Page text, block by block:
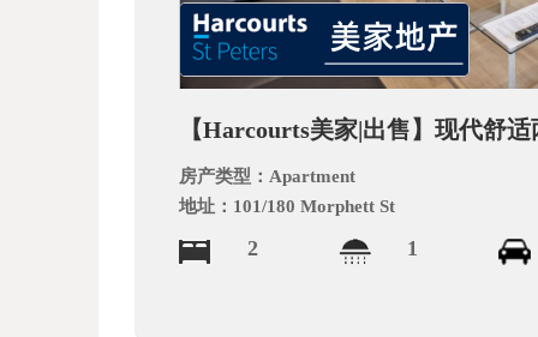
【Harcourts美家|出售】现代舒
房产类型： Apartment
地址： 101/180 Morphett St
2 1